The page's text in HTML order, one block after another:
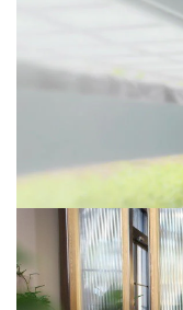
Duurzaam
slimmere
Duurzaam
samenwerking
groener. Ontdek
Hoe de
ontwikkelt